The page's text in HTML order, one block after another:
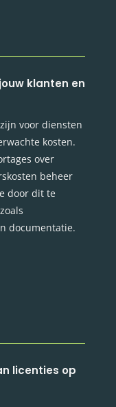
klanten en
voor diensten
kosten.
over
beheer
door dit te
documentatie.
licenties op